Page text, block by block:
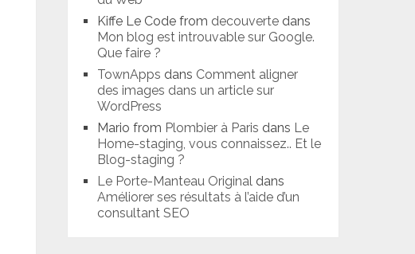
Kiffe Le Code from decouverte dans
Mon blog est introuvable sur Google.
Que faire ?
TownApps dans Comment aligner
des images dans un article sur
WordPress
Mario from Plombier à Paris dans Le
Home-staging, vous connaissez.. Et le
Blog-staging ?
Le Porte-Manteau Original dans
Améliorer ses résultats à l’aide d’un
consultant SEO